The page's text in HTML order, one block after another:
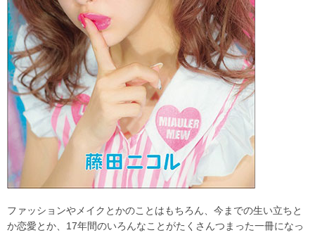
ファッションやメイクとかのことはもちろん、今までの生い立ちと
か恋愛とか、17年間のいろんなことがたくさんつまった一冊になっ